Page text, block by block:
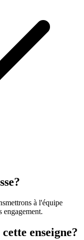
à l'équipe
engagement.
enseigne?